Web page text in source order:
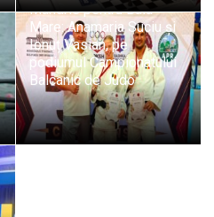
Mândrie pentru Baia
Mare: Anamaria Suciu și
Ionuț Vasian, pe
podiumul Campionatului
Balcanic de Judo